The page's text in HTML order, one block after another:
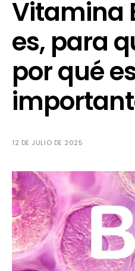
Vitamina
es, para
por qué
12 DE JULIO DE 2025